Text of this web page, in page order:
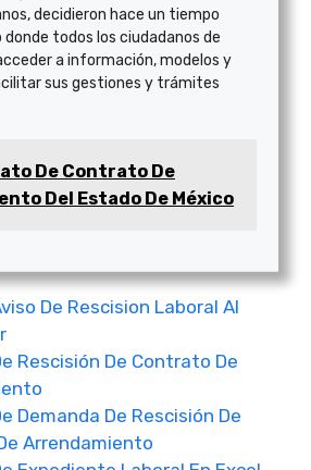
decidieron hace un tiempo
todos los ciudadanos de
a información, modelos y
sus gestiones y trámites
De Contrato De
Del Estado De México
De Rescision Laboral Al
Rescisión De Contrato De
Demanda De Rescisión De
Arrendamiento